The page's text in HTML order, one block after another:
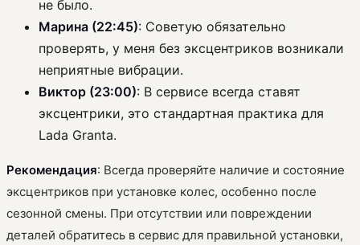
не было.
Марина (22:45): Советую обязательно
проверять, у меня без эксцентриков возникали
неприятные вибрации.
Виктор (23:00): В сервисе всегда ставят
эксцентрики, это стандартная практика для
Lada Granta.
Рекомендация: Всегда проверяйте наличие и состояние
эксцентриков при установке колес, особенно после
сезонной смены. При отсутствии или повреждении
деталей обратитесь в сервис для правильной установки,